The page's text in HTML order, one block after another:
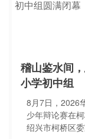
稽山鉴水间
小学初中组
8月7日，2026
少年辩论赛在
绍兴市柯桥区